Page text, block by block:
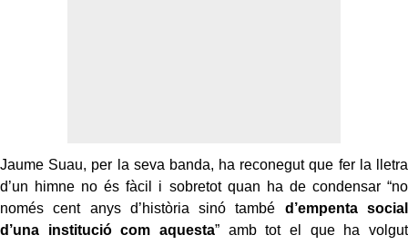
Jaume Suau, per la seva banda, ha reconegut que fer la lletra
d’un himne no és fàcil i sobretot quan ha de condensar “no
només cent anys d’història sinó també d’empenta social
d’una institució com aquesta” amb tot el que ha volgut